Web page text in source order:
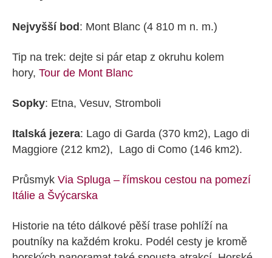
Nejvyšší bod : Mont Blanc (4 810 m n. m.)
Tip na trek: dejte si pár etap z okruhu kolem
hory, Tour de Mont Blanc
Sopky: Etna, Vesuv, Stromboli
Italská jezera: Lago di Garda (370 km2), Lago di
Maggiore (212 km2), Lago di Como (146 km2).
Průsmyk Via Spluga – římskou cestou na pomezí
Itálie a Švýcarska
Historie na této dálkové pěší trase pohlíží na
poutníky na každém kroku. Podél cesty je kromě